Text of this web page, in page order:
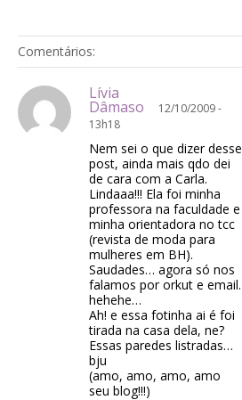
Comentários:
Lívia
Dâmaso
12/10/2009 -
13h18
Nem sei o que dizer desse
post, ainda mais qdo dei
de cara com a Carla.
Lindaaa!!! Ela foi minha
professora na faculdade e
minha orientadora no tcc
(revista de moda para
mulheres em BH).
Saudades… agora só nos
falamos por orkut e email.
hehehe…
Ah! e essa fotinha ai é foi
tirada na casa dela, ne?
Essas paredes listradas…
bju
(amo, amo, amo, amo
seu blog!!!)